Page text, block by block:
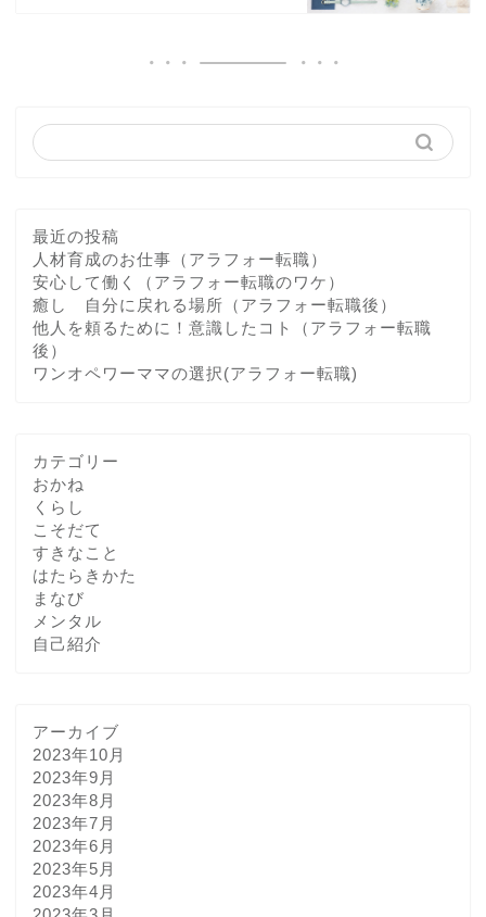
最近の投稿
人材育成のお仕事（アラフォー転職）
安心して働く（アラフォー転職のワケ）
癒し 自分に戻れる場所（アラフォー転職後）
他人を頼るために！意識したコト（アラフォー転職
後）
ワンオペワーママの選択(アラフォー転職)
カテゴリー
おかね
くらし
こそだて
すきなこと
はたらきかた
まなび
メンタル
自己紹介
アーカイブ
2023年10月
2023年9月
2023年8月
2023年7月
2023年6月
2023年5月
2023年4月